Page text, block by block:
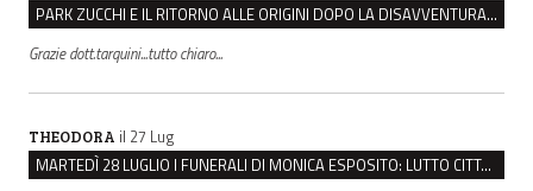
PARK ZUCCHI E IL RITORNO ALLE ORIGINI DOPO LA DISAVVENTURA CON REGGIO EMILIA PARCHEGGI
Grazie dott.tarquini...tutto chiaro...
THEODORA il 27 Lug
MARTEDÌ 28 LUGLIO I FUNERALI DI MONICA ESPOSITO: LUTTO CITTADINO A MODENA E NONANTOLA